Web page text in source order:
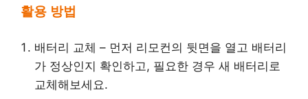
활용 방법
배터리 교체 – 먼저 리모컨의 뒷면을 열고 배터리
가 정상인지 확인하고, 필요한 경우 새 배터리로
교체해보세요.